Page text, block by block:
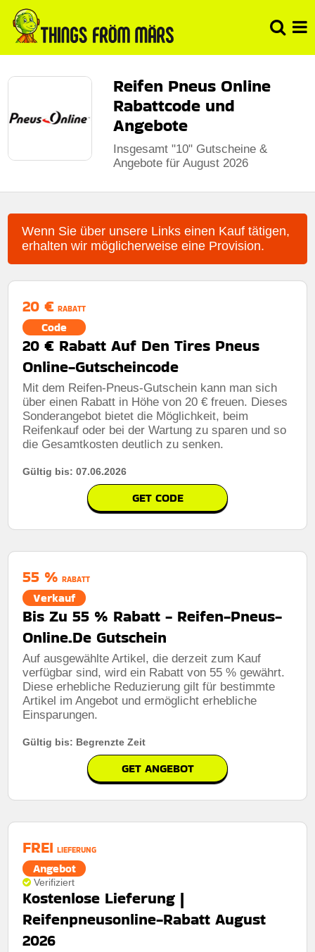
Reifen Pneus Online
Rabattcode und
Angebote
Insgesamt "10" Gutscheine &
Angebote für August 2026
Wenn Sie über unsere Links einen Kauf tätigen,
erhalten wir möglicherweise eine Provision.
20 € RABATT
Code
20 € Rabatt Auf Den Tires Pneus
Online-Gutscheincode
Mit dem Reifen-Pneus-Gutschein kann man sich
über einen Rabatt in Höhe von 20 € freuen. Dieses
Sonderangebot bietet die Möglichkeit, beim
Reifenkauf oder bei der Wartung zu sparen und so
die Gesamtkosten deutlich zu senken.
Gültig bis: 07.06.2026
GET CODE
55 % RABATT
Verkauf
Bis Zu 55 % Rabatt - Reifen-Pneus-
Online.De Gutschein
Auf ausgewählte Artikel, die derzeit zum Kauf
verfügbar sind, wird ein Rabatt von 55 % gewährt.
Diese erhebliche Reduzierung gilt für bestimmte
Artikel im Angebot und ermöglicht erhebliche
Einsparungen.
Gültig bis: Begrenzte Zeit
GET ANGEBOT
FREI LIEFERUNG
Angebot
Verifiziert
Kostenlose Lieferung |
Reifenpneusonline-Rabatt August
2026